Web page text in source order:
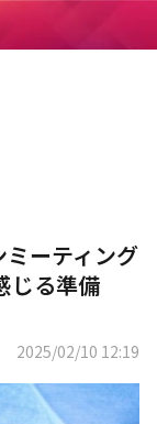
ミーティング
じる準備
2025/02/10 12:19